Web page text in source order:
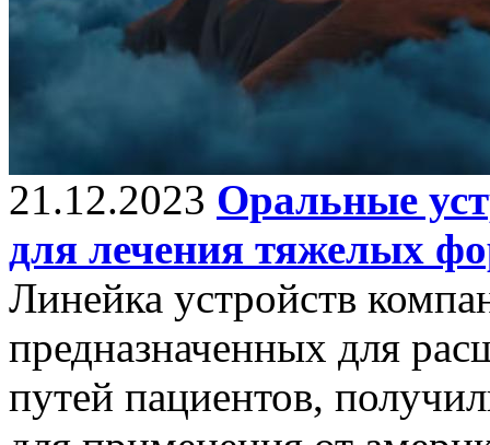
21.12.2023 Оральные
для лечения тяжелых
Линейка устройств
предназначенных для
путей пациентов,